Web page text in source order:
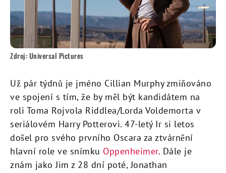
Zdroj: Universal Pictures
Už pár týdnů je jméno Cillian Murphy zmiňováno
ve spojení s tím, že by měl být kandidátem na
roli Toma Rojvola Riddlea/Lorda Voldemorta v
seriálovém Harry Potterovi. 47-letý Ir si letos
došel pro svého prvního Oscara za ztvárnění
hlavní role ve snímku Oppenheimer. Dále je
znám jako Jim z 28 dní poté, Jonathan